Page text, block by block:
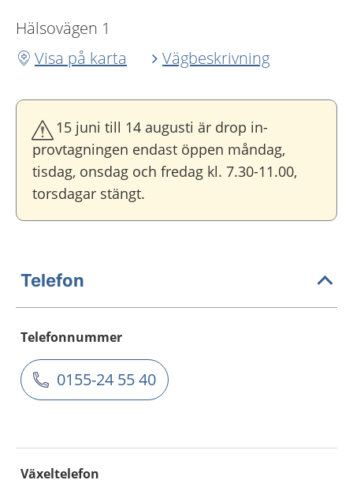
Hälsovägen 1
Visa på karta
Vägbeskrivning
15 juni till 14 augusti är drop in-
provtagningen endast öppen måndag,
tisdag, onsdag och fredag kl. 7.30-11.00,
torsdagar stängt.
Telefon
Telefonnummer
0155-24 55 40
Växeltelefon